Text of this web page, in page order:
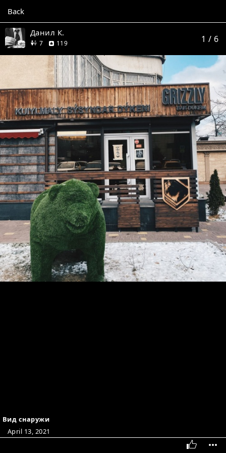
Back
Данил К.
7friends119reviews 1 / 6
Вид снаружи
April 13, 2021